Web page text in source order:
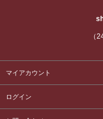
（
マイアカウント
ログイン